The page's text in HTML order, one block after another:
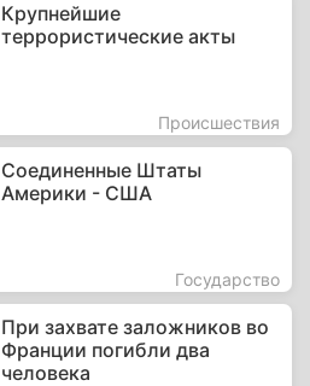
Крупнейшие
террористические акты
Происшествия
Соединенные Штаты
Америки - США
Государство
При захвате заложников во
Франции погибли два
человека